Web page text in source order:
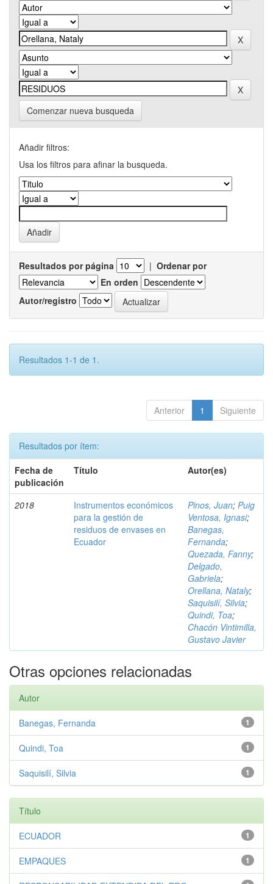
Comenzar nueva busqueda
Añadir filtros:
Usa los filtros para afinar la busqueda.
Resultados por página | Ordenar por
En orden
Autor/registro
Resultados 1-1 de 1.
Anterior 1 Siguiente
Resultados por ítem:
Fecha de
publicación
Título Autor(es)
2018
Instrumentos económicos
para la gestión de
residuos de envases en
Ecuador
Pinos, Juan; Puig
Ventosa, Ignasi;
Banegas,
Fernanda;
Quezada, Fanny;
Delgado,
Gabriela;
Orellana, Nataly;
Saquisilí, Silvia;
Quindi, Toa;
Chacón Vintimilla,
Gustavo Javier
Otras opciones relacionadas
Autor
1
Banegas, Fernanda
1
Quindi, Toa
1
Saquisilí, Silvia
Título
1
ECUADOR
1
EMPAQUES